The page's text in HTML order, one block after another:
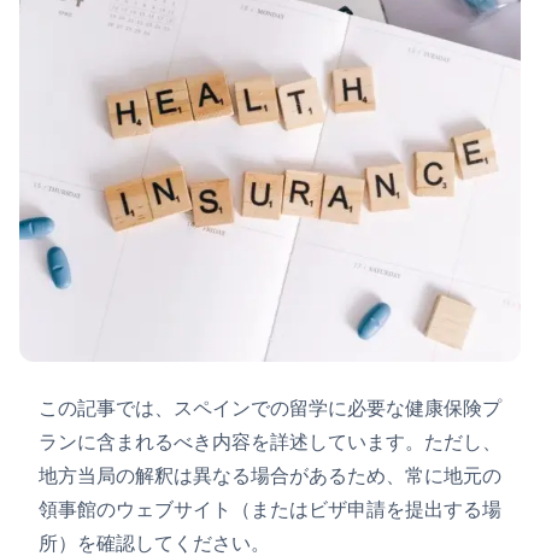
この記事では、スペインでの留学に必要な健康保険プ
ランに含まれるべき内容を詳述しています。ただし、
地方当局の解釈は異なる場合があるため、常に地元の
領事館のウェブサイト（またはビザ申請を提出する場
所）を確認してください。